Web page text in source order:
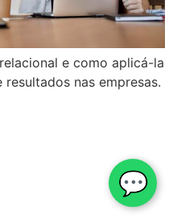
e como aplicá-la
nas empresas.
💬